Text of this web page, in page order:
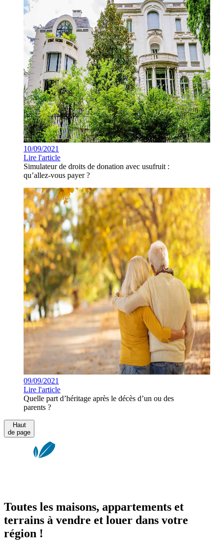
10/09/2021
Lire l'article
Simulateur de droits de donation avec usufruit :
qu’allez-vous payer ?
09/09/2021
Lire l'article
Quelle part d’héritage après le décès d’un ou des
parents ?
Haut
de page
Toutes les maisons, appartements et
terrains à vendre et louer dans votre
région !